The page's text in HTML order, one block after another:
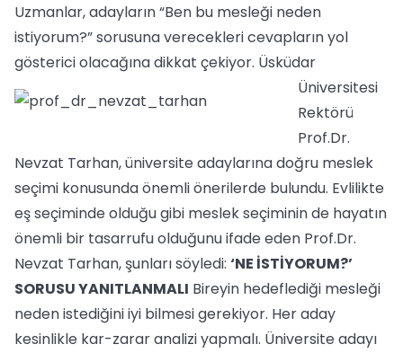
Uzmanlar, adayların “Ben bu mesleği neden
istiyorum?” sorusuna verecekleri cevapların yol
gösterici olacağına dikkat çekiyor. Üsküdar
Üniversitesi
Rektörü
Prof.Dr.
Nevzat Tarhan, üniversite adaylarına doğru meslek
seçimi konusunda önemli önerilerde bulundu. Evlilikte
eş seçiminde olduğu gibi meslek seçiminin de hayatın
önemli bir tasarrufu olduğunu ifade eden Prof.Dr.
Nevzat Tarhan, şunları söyledi: ‘NE İSTİYORUM?’
SORUSU YANITLANMALI Bireyin hedeflediği mesleği
neden istediğini iyi bilmesi gerekiyor. Her aday
kesinlikle kar-zarar analizi yapmalı. Üniversite adayı